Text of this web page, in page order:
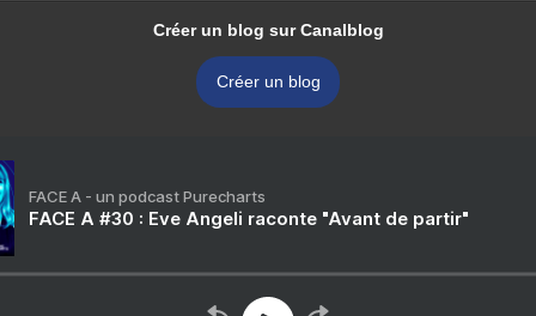
Créer un blog sur Canalblog
Créer un blog
FACE A - un podcast Purecharts
FACE A #30 : Eve Angeli raconte "Avant de partir"